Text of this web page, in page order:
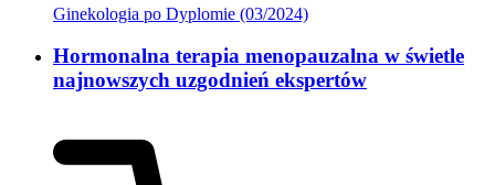
Ginekologia po Dyplomie (03/2024)
Hormonalna terapia menopauzalna w świetle
najnowszych uzgodnień ekspertów